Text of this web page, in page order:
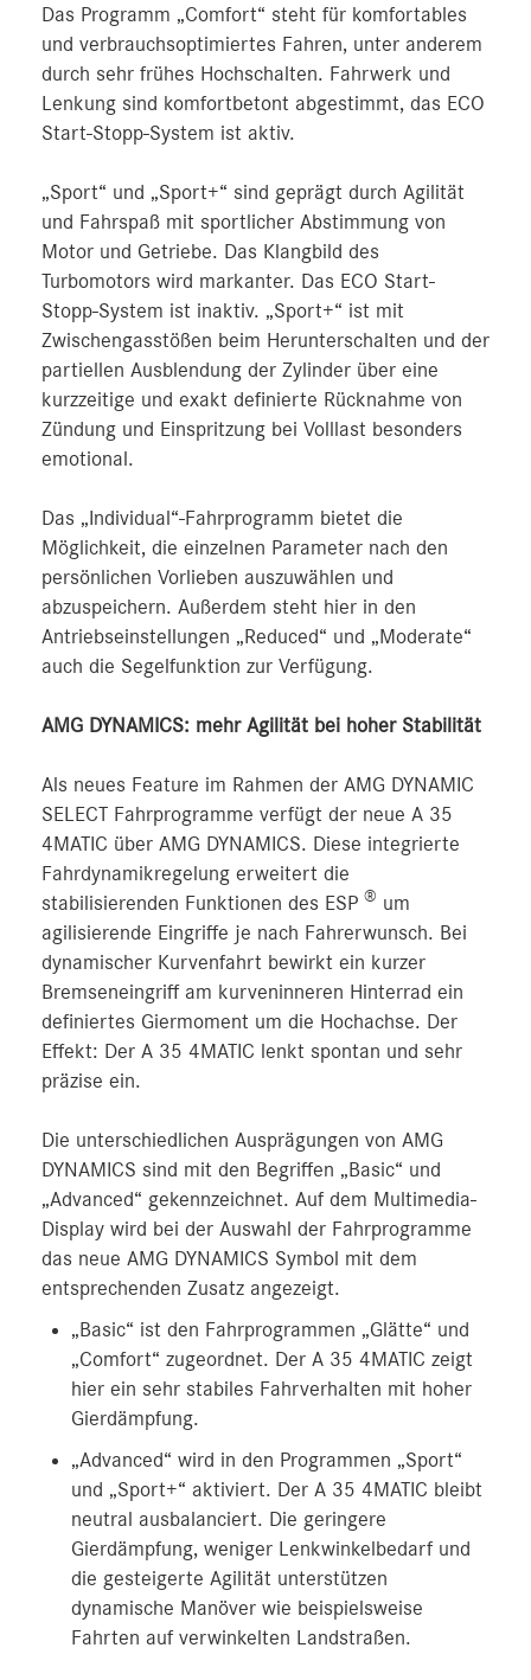
Das Programm „Comfort“ steht für komfortables
und verbrauchsoptimiertes Fahren, unter anderem
durch sehr frühes Hochschalten. Fahrwerk und
Lenkung sind komfortbetont abgestimmt, das ECO
Start-Stopp-System ist aktiv.
„Sport“ und „Sport+“ sind geprägt durch Agilität
und Fahrspaß mit sportlicher Abstimmung von
Motor und Getriebe. Das Klangbild des
Turbomotors wird markanter. Das ECO Start-
Stopp-System ist inaktiv. „Sport+“ ist mit
Zwischengasstößen beim Herunterschalten und der
partiellen Ausblendung der Zylinder über eine
kurzzeitige und exakt definierte Rücknahme von
Zündung und Einspritzung bei Volllast besonders
emotional.
Das „Individual“-Fahrprogramm bietet die
Möglichkeit, die einzelnen Parameter nach den
persönlichen Vorlieben auszuwählen und
abzuspeichern. Außerdem steht hier in den
Antriebseinstellungen „Reduced“ und „Moderate“
auch die Segelfunktion zur Verfügung.
AMG DYNAMICS: mehr Agilität bei hoher Stabilität
Als neues Feature im Rahmen der AMG DYNAMIC
SELECT Fahrprogramme verfügt der neue A 35
4MATIC über AMG DYNAMICS. Diese integrierte
Fahrdynamikregelung erweitert die
stabilisierenden Funktionen des ESP ® um
agilisierende Eingriffe je nach Fahrerwunsch. Bei
dynamischer Kurvenfahrt bewirkt ein kurzer
Bremseneingriff am kurveninneren Hinterrad ein
definiertes Giermoment um die Hochachse. Der
Effekt: Der A 35 4MATIC lenkt spontan und sehr
präzise ein.
Die unterschiedlichen Ausprägungen von AMG
DYNAMICS sind mit den Begriffen „Basic“ und
„Advanced“ gekennzeichnet. Auf dem Multimedia-
Display wird bei der Auswahl der Fahrprogramme
das neue AMG DYNAMICS Symbol mit dem
entsprechenden Zusatz angezeigt.
„Basic“ ist den Fahrprogrammen „Glätte“ und
„Comfort“ zugeordnet. Der A 35 4MATIC zeigt
hier ein sehr stabiles Fahrverhalten mit hoher
Gierdämpfung.
„Advanced“ wird in den Programmen „Sport“
und „Sport+“ aktiviert. Der A 35 4MATIC bleibt
neutral ausbalanciert. Die geringere
Gierdämpfung, weniger Lenkwinkelbedarf und
die gesteigerte Agilität unterstützen
dynamische Manöver wie beispielsweise
Fahrten auf verwinkelten Landstraßen.